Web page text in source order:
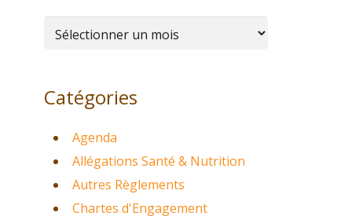
Archives
Catégories
Agenda
Allégations Santé & Nutrition
Autres Règlements
Chartes d'Engagement